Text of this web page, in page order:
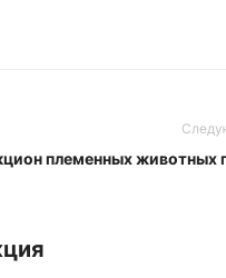
племенных животных